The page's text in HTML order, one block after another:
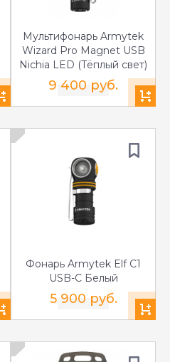
Мультифонарь Armytek
Wizard Pro Magnet USB
Nichia LED (Тёплый свет)
9 400 руб.
Фонарь Armytek Elf C1
USB-C Белый
5 900 руб.